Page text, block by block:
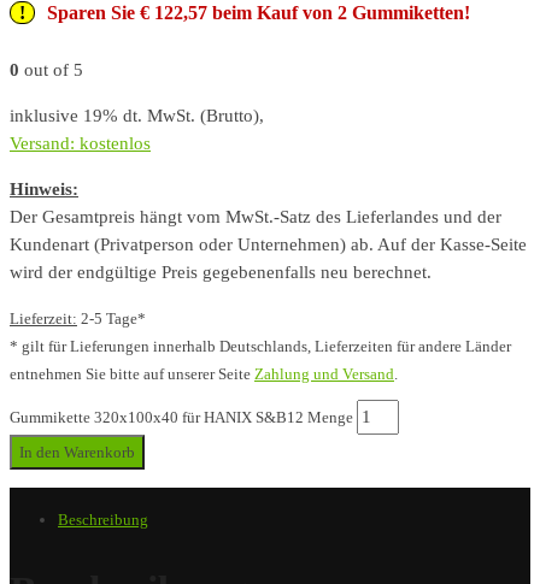
Sparen Sie € 122,57 beim Kauf von 2 Gummiketten!
0 out of 5
inklusive 19% dt. MwSt. (Brutto),
Versand: kostenlos
Hinweis:
Der Gesamtpreis hängt vom MwSt.-Satz des Lieferlandes und der
Kundenart (Privatperson oder Unternehmen) ab. Auf der Kasse-Seite
wird der endgültige Preis gegebenenfalls neu berechnet.
Lieferzeit: 2-5 Tage*
* gilt für Lieferungen innerhalb Deutschlands, Lieferzeiten für andere Länder
entnehmen Sie bitte auf unserer Seite Zahlung und Versand
Gummikette 320x100x40 für HANIX S&B12 Menge
In den Warenkorb
Beschreibung